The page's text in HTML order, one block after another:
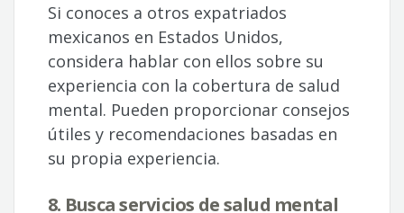
Si conoces a otros expatriados
mexicanos en Estados Unidos,
considera hablar con ellos sobre su
experiencia con la cobertura de salud
mental. Pueden proporcionar consejos
útiles y recomendaciones basadas en
su propia experiencia.
8. Busca servicios de salud mental